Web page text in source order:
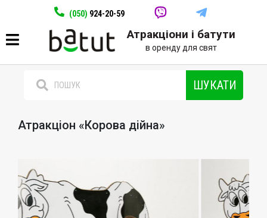
(050) 924-20-59
Атракціони і батути
в оренду для свят
ШУКАТИ
Атракціон «Корова дійна»